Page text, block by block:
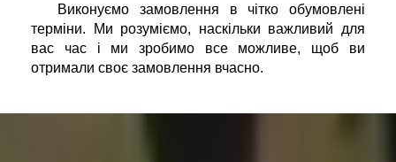
Виконуємо замовлення в чітко обумовлені
терміни. Ми розуміємо, наскільки важливий для
вас час і ми зробимо все можливе, щоб ви
отримали своє замовлення вчасно.